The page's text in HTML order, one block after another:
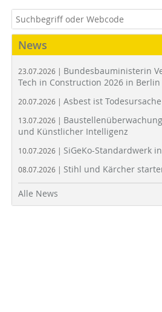
News
23.07.2026 | Bundesbauministerin
Tech in Construction 2026 in Berlin
20.07.2026 | Asbest ist
13.07.2026 |
und Künstlicher Intelligenz
10.07.2026 | SiGeKo-Standardwerk
08.07.2026 | Stihl und Kärcher
Alle News